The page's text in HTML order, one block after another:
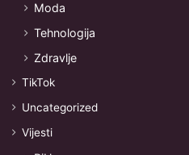
Moda
Tehnologija
Zdravlje
TikTok
Uncategorized
Vijesti